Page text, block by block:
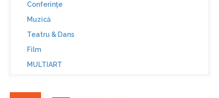
Conferinţe
Muzică
Teatru & Dans
Film
MULTIART